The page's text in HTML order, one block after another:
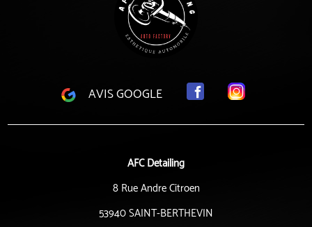
AVIS GOOGLE
AFC Detailing
8 Rue Andre Citroen
53940 SAINT-BERTHEVIN